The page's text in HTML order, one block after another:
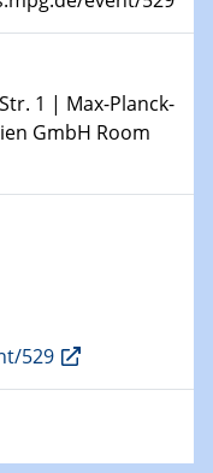
and
gene
on 2D-
1 | Max-Planck-
GmbH Room
529